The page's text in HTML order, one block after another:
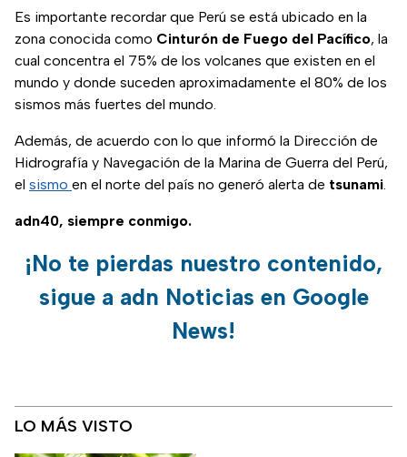
Es importante recordar que Perú se está ubicado en la
zona conocida como Cinturón de Fuego del Pacífico, la
cual concentra el 75% de los volcanes que existen en el
mundo y donde suceden aproximadamente el 80% de los
sismos más fuertes del mundo.
Además, de acuerdo con lo que informó la Dirección de
Hidrografía y Navegación de la Marina de Guerra del Perú,
el sismo en el norte del país no generó alerta de tsunami.
adn40, siempre conmigo.
¡No te pierdas nuestro contenido,
sigue a adn Noticias en Google
News!
LO MÁS VISTO